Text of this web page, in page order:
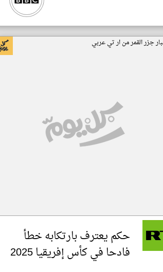
جزر القمر من ار تي عربي
حكم يعترف بارتكابه خطأ
فادحا في كأس إفريقيا 2025